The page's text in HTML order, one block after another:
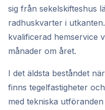
sig från sekelskifteshus
radhuskvarter i
kvalificerad hemservice
månader om året.
I det äldsta beståndet
finns tegelfastigheter
med tekniska